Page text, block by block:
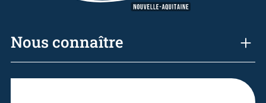
Nous connaître